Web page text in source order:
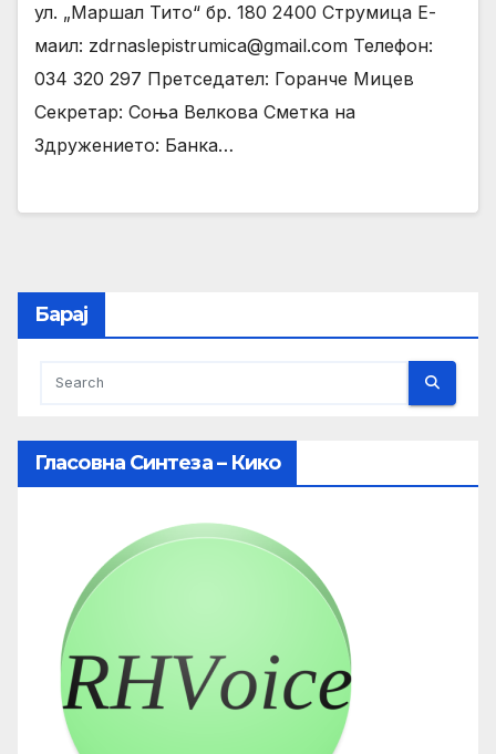
ул. „Маршал Тито“ бр. 180 2400 Струмица Е-
маил: zdrnaslepistrumica@gmail.com Телефон:
034 320 297 Претседател: Горанче Мицев
Секретар: Соња Велкова Сметка на
Здружението: Банка…
Барај
Гласовна Синтеза – Кико